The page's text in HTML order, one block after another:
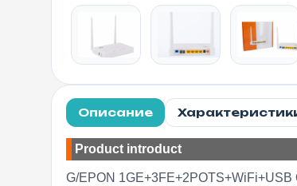
Описание
Product introduct
G/EPON 1GE+3FE+2POTS+WiFi+USB